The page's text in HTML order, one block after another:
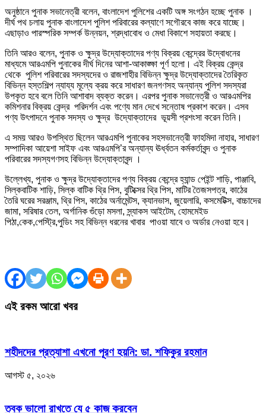
অনুষ্ঠানে পুনাক সভানেত্রী বলেন, বাংলাদেশ পুলিশের একটি অঙ্গ সংগঠন হচ্ছে পুনাক ।
দীর্ঘ পথ চলায় পুনাক বাংলাদেশ পুলিশ পরিবারের কল্যাণে সগৌরবে কাজ করে যাচ্ছে।
এছাড়াও পারস্পরিক সম্পর্ক উন্নয়ন, শ্রদ্ধাবোধ ও মেধা বিকাশে সহায়তা করছে।
তিনি আরও বলেন, পুনাক ও ক্ষুদ্র উদ্যোক্তাদের পণ্য বিক্রয় কেন্দ্রের উদ্বোধনের
মাধ্যমে আরএমপি পুনাকের দীর্ঘ দিনের আশা-আকাঙ্ক্ষা পূর্ণ হলো। এই বিক্রয় কেন্দ্র
থেকে পুলিশ পরিবারের সদস্যদের ও রাজশাহীর বিভিন্ন ক্ষুদ্র উদ্যোক্তাদের তৈরিকৃত
বিভিন্ন হস্তশিল্প ন্যায্য মূল্যে ক্রয় করে সাধারণ জনগণসহ অন্যান্য পুলিশ সদস্যরা
উপকৃত হবে বলে তিনি আশাবাদ ব্যক্ত করেন। এরপর পুনাক সভানেত্রী ও আরএমপির
কমিশনার বিক্রয় কেন্দ্র পরিদর্শন এবং পণ্যে মান দেখে সন্তোষ প্রকাশ করেন। এসব
পণ্য উৎপাদনে পুনাক সদস্য ও ক্ষুদ্র উদ্যোক্তাদের ভূয়সী প্রশংসা করেন তিনি।
এ সময় আরও উপস্থিত ছিলেন আরএমপি পুনাকের সহসভানেত্রী ফাহমিদা নাহার, সাধারণ
সম্পাদিকা আয়েশা সাইফ এবং আরএমপি’র অন্যান্য ঊর্ধ্বতন কর্মকর্তাবৃন্দ ও পুনাক
পরিবারের সদস্যগণসহ বিভিন্ন উদ্যোক্তাবৃন্দ ।
উল্লেখ্য, পুনাক ও ক্ষুদ্র উদ্যোক্তাদের পণ্য বিক্রয় কেন্দ্রে হ্যান্ড পেইন্ট শাড়ি, পাঞ্জাবি,
সিল্কবাটিক শাড়ি, সিল্ক বাটিক থ্রি পিস, বুটিক্সের থ্রি পিস, মাটির তৈজসপত্র, কাঠের
তৈরি ঘরের সরঞ্জাম, থ্রি পিস, কাঠের অর্নামেন্টস, ক্যানভাস, জুয়েলারি, কসমেটিক্স, বাচ্চাদের
জামা, সরিষার তেল, অর্গানিক গুঁড়ো মসলা, স্ন্যাকস আইটেম, হোমমেইড
পিঠা,কেক,পেস্ট্রি,পুডিং সহ বিভিন্ন ধরনের খাবার পাওয়া যাবে ও অর্ডার নেওয়া হবে।
এই রকম আরো খবর
শহীদদের প্রত্যাশা এখনো পূরণ হয়নি: ডা. শফিকুর রহমান
আগস্ট ৫, ২০২৬
ত্বক ভালো রাখতে যে ৫ কাজ করবেন